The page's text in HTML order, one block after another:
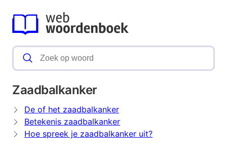
Zaadbalkanker
De of het zaadbalkanker
Betekenis zaadbalkanker
Hoe spreek je zaadbalkanker uit?